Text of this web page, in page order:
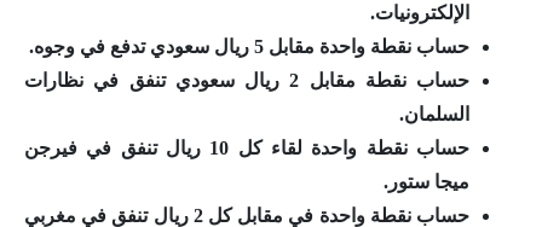
الإلكترونيات.
حساب نقطة واحدة مقابل 5 ريال سعودي تدفع في وجوه.
حساب نقطة مقابل 2 ريال سعودي تنفق في نظارات
السلمان.
حساب نقطة واحدة لقاء كل 10 ريال تنفق في فيرجن
ميجا ستور.
حساب نقطة واحدة في مقابل كل 2 ريال تنفق في مغربي